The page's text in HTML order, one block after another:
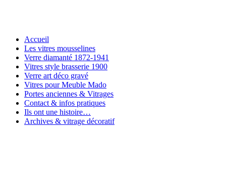
Accueil
Les vitres mousselines
Verre diamanté 1872-1941
Vitres style brasserie 1900
Verre art déco gravé
Vitres pour Meuble Mado
Portes anciennes & Vitrages
Contact & infos pratiques
Ils ont une histoire…
Archives & vitrage décoratif